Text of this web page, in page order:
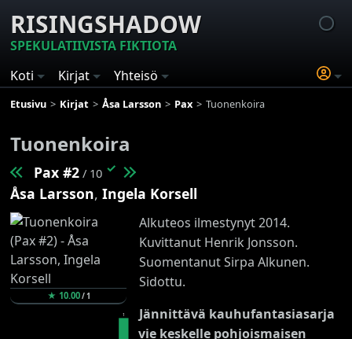
RISINGSHADOW
SPEKULATIIVISTA FIKTIOTA
Koti
Kirjat Yhteisö
Etusivu Kirjat Åsa Larsson Pax Tuonenkoira
Tuonenkoira
Pax #2 / 10 ✓
Åsa Larsson,Ingela Korsell
★ 10.00/1
1
Alkuteos ilmestynyt 2014.
Kuvittanut Henrik Jonsson.
Suomentanut Sirpa Alkunen.
Sidottu.
Jännittävä kauhufantasiasarja
vie keskelle pohjoismaisen